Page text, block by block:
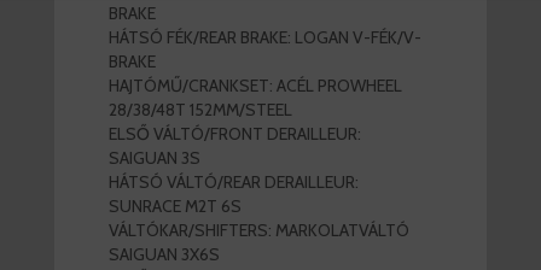
BRAKE
HÁTSÓ FÉK/REAR BRAKE: LOGAN V-FÉK/V-
BRAKE
HAJTÓMŰ/CRANKSET: ACÉL PROWHEEL
28/38/48T 152MM/STEEL
ELSŐ VÁLTÓ/FRONT DERAILLEUR:
SAIGUAN 3S
HÁTSÓ VÁLTÓ/REAR DERAILLEUR:
SUNRACE M2T 6S
VÁLTÓKAR/SHIFTERS: MARKOLATVÁLTÓ
SAIGUAN 3X6S